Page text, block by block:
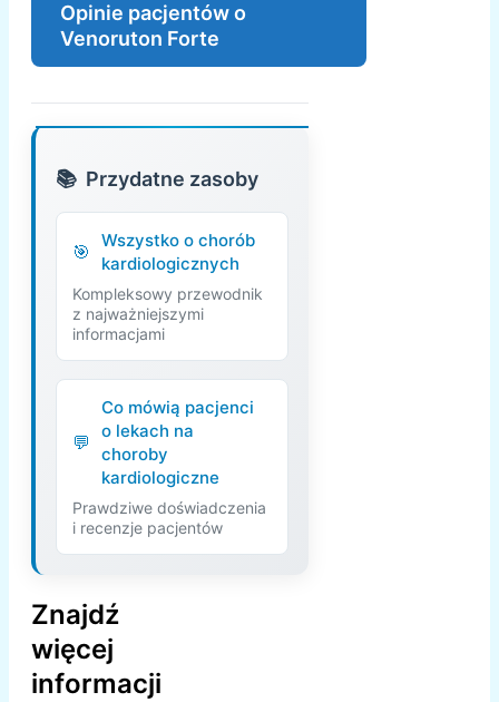
Opinie pacjentów o
Venoruton Forte
Przydatne zasoby
Wszystko o chorób
kardiologicznych
Kompleksowy przewodnik
z najważniejszymi
informacjami
Co mówią pacjenci
o lekach na
choroby
kardiologiczne
Prawdziwe doświadczenia
i recenzje pacjentów
Znajdź
więcej
informacji